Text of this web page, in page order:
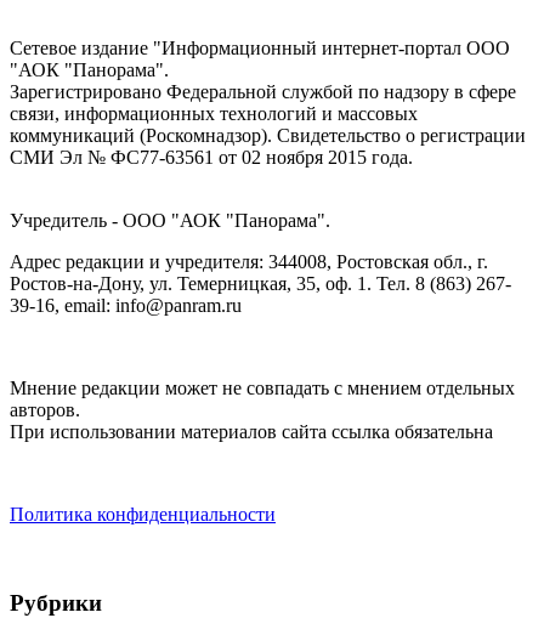
Сетевое издание "Информационный интернет-портал ООО
"АОК "Панорама".
Зарегистрировано Федеральной службой по надзору в сфере
связи, информационных технологий и массовых
коммуникаций (Роскомнадзор). Cвидетельство о регистрации
СМИ Эл № ФС77-63561 от 02 ноября 2015 года.
Учредитель - ООО "АОК "Панорама".
Адрес редакции и учредителя: 344008, Ростовская обл., г.
Ростов-на-Дону, ул. Темерницкая, 35, оф. 1. Тел. 8 (863) 267-
39-16, email: info@panram.ru
Мнение редакции может не совпадать с мнением отдельных
авторов.
При использовании материалов сайта ссылка обязательна
Политика конфиденциальности
Рубрики